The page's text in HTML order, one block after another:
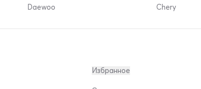
Daewoo Chery
Избранное